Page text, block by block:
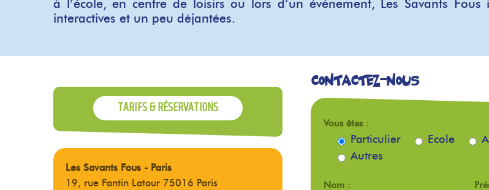
à l’école, en centre de loisirs ou lors d’un événement, Les Savants
interactives et un peu déjantées.
TARIFS & RÉSERVATIONS
Les Savants Fous - Paris
19, rue Fantin Latour 75016 Paris
Contactez-nous
Vous êtes :
Particulier Ecole
Autres
Nom :